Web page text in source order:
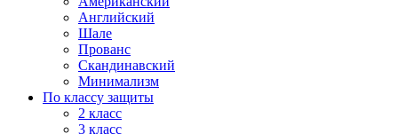
Английский
Шале
Прованс
Скандинавский
Минимализм
По классу защиты
2 класс
3 класс